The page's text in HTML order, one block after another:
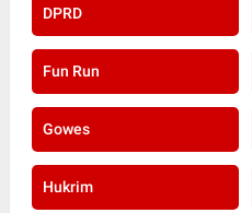
DPRD
Fun Run
Gowes
Hukrim